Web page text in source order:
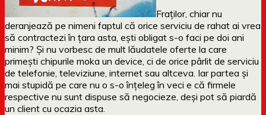
Fraților, chiar nu
deranjează pe nimeni faptul că orice serviciu de rahat ai vrea
să contractezi în țara asta, ești obligat s-o faci pe doi ani
minim? Și nu vorbesc de mult lăudatele oferte la care
primești chipurile moka un device, ci de orice pârlit de serviciu
de telefonie, televiziune, internet sau altceva. Iar partea și
mai stupidă pe care nu o s-o înțeleg în veci e că firmele
respective nu sunt dispuse să negocieze, deși pot să piardă
un client cu ocazia asta.